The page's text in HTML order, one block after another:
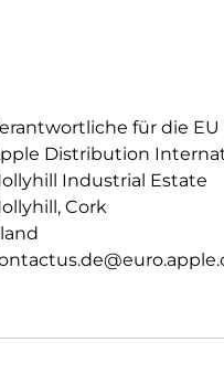
für die EU
Distribution
Industrial Estate
Cork